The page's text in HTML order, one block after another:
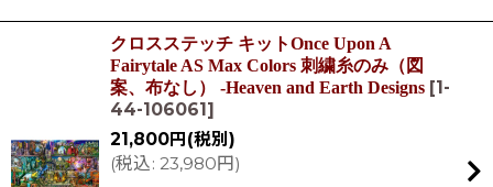
クロスステッチ キットOnce Upon A
Fairytale AS Max Colors 刺繍糸のみ（図
案、布なし） -Heaven and Earth Designs [1-
44-106061 ]
21,800円 (税別)
(税込: 23,980円 )